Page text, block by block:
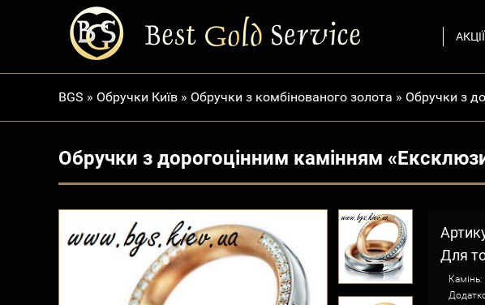
АКЦІЇ
BGS » Обручки Київ » Обручки з комбінованого золота » Обручки з
Обручки з дорогоцінним камінням
Для